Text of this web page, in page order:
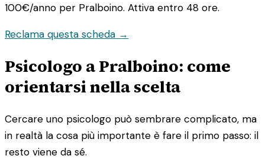
100€/anno per Pralboino. Attiva entro 48 ore.
Reclama questa scheda →
Psicologo a Pralboino: come
orientarsi nella scelta
Cercare uno psicologo può sembrare complicato, ma
in realtà la cosa più importante è fare il primo passo: il
resto viene da sé.